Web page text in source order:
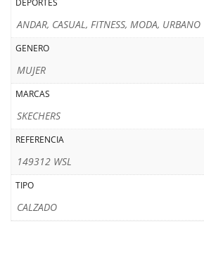
DEPORTES
ANDAR, CASUAL, FITNESS, MODA, URBANO
GENERO
MUJER
MARCAS
SKECHERS
REFERENCIA
149312 WSL
TIPO
CALZADO